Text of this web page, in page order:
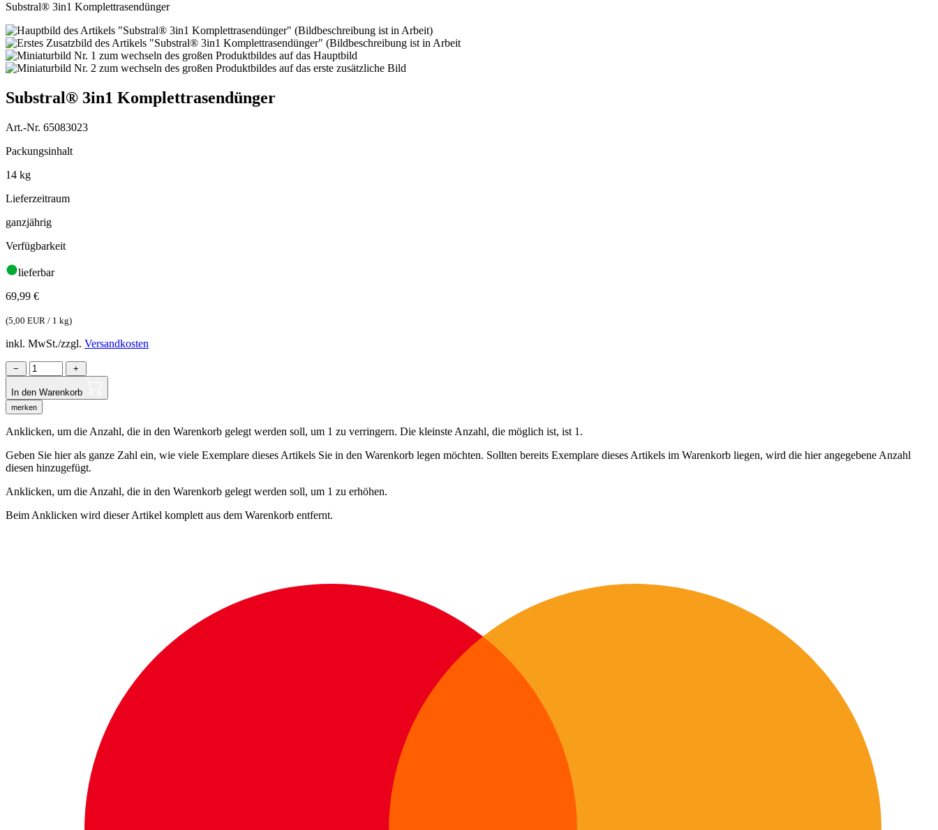
Substral® 3in1 Komplettrasendünger
Substral® 3in1 Komplettrasendünger
Art.-Nr. 65083023
Packungsinhalt
14 kg
Lieferzeitraum
ganzjährig
Verfügbarkeit
lieferbar
69,99 €
(5,00 EUR / 1 kg)
inkl. MwSt./zzgl. Versandkosten
− +
In den Warenkorb
merken
Anklicken, um die Anzahl, die in den Warenkorb gelegt werden soll, um 1 zu verringern. Die kleinste Anzahl, die möglich ist, ist 1.
Geben Sie hier als ganze Zahl ein, wie viele Exemplare dieses Artikels Sie in den Warenkorb legen möchten. Sollten bereits Exemplare dieses Artikels im Warenkorb liegen, wird die hier angegebene Anzahl
diesen hinzugefügt.
Anklicken, um die Anzahl, die in den Warenkorb gelegt werden soll, um 1 zu erhöhen.
Beim Anklicken wird dieser Artikel komplett aus dem Warenkorb entfernt.